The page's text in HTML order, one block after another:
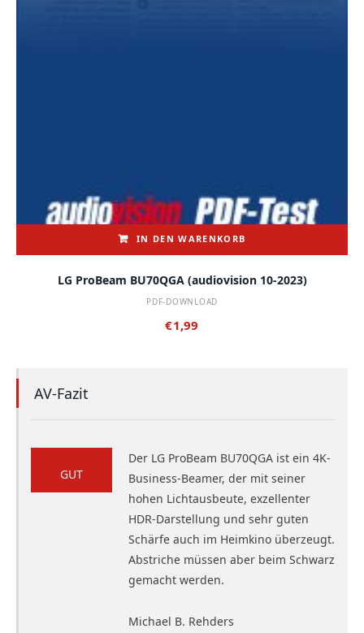
IN DEN WARENKORB
LG ProBeam BU70QGA (audiovision 10-2023)
PDF-DOWNLOAD
€1,99
AV-Fazit
GUT
Der LG ProBeam BU70QGA ist ein 4K-
Business-Beamer, der mit seiner
hohen Lichtausbeute, exzellenter
HDR-Darstellung und sehr guten
Schärfe auch im Heimkino überzeugt.
Abstriche müssen aber beim Schwarz
gemacht werden.
Michael B. Rehders